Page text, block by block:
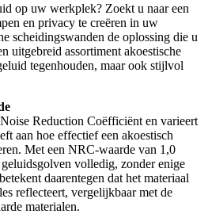
op uw werkplek? Zoekt u naar een
en privacy te creëren in uw
scheidingswanden de oplossing die u
uitgebreid assortiment akoestische
tegenhouden, maar ook stijlvol
Reduction Coëfficiënt en varieert
aan hoe effectief een akoestisch
Met een NRC-waarde van 1,0
volledig, zonder enige
daarentegen dat het materiaal
reflecteert, vergelijkbaar met de
materialen.